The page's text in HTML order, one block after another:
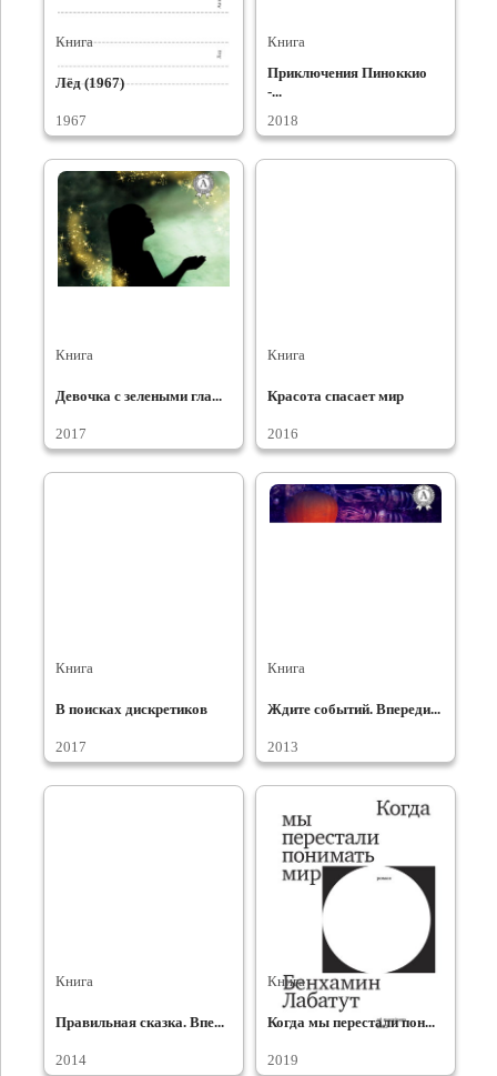
Книга
Лёд (1967)
1967
Книга
Приключения Пиноккио
-...
2018
Книга
Девочка с зелеными гла...
2017
Книга
Красота спасает мир
2016
Книга
В поисках дискретиков
2017
Книга
Ждите событий. Впереди...
2013
Книга
Правильная сказка. Впе...
2014
Книга
Когда мы перестали пон...
2019